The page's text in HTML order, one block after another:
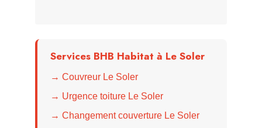
Services BHB Habitat à Le Soler
→ Couvreur Le Soler
→ Urgence toiture Le Soler
→ Changement couverture Le Soler